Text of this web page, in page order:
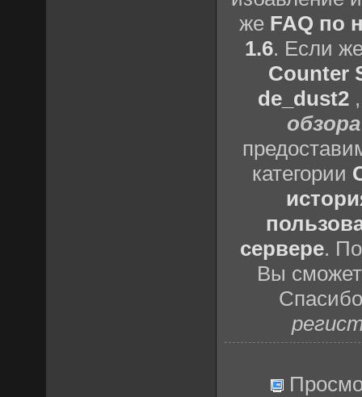
же FAQ по
1.6. Если
Counter
de_dust2
категории
сервере.
Вы